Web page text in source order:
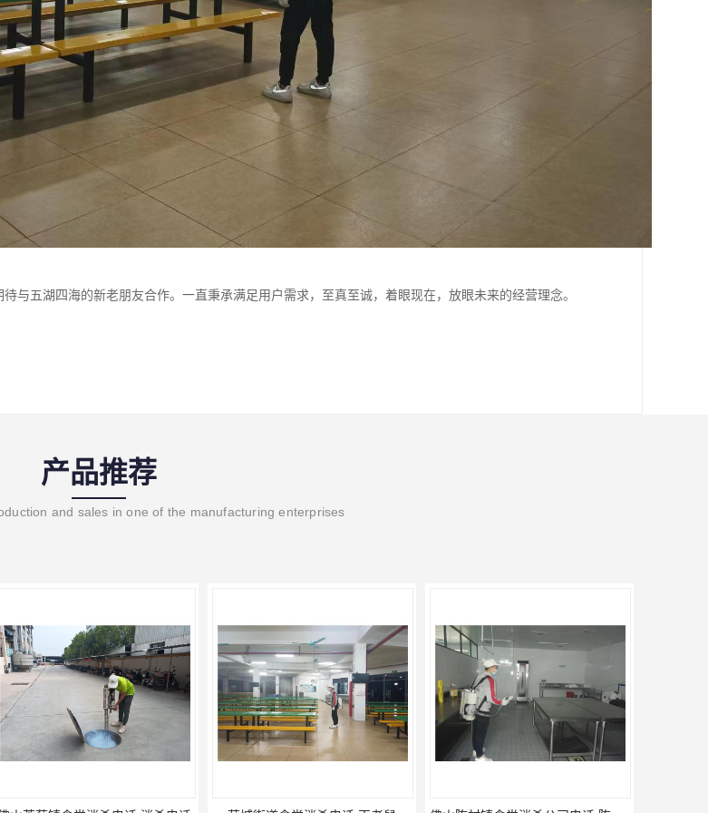
与五湖四海的新老朋友合作。一直秉承满足用户需求，至真至诚，着眼现在，放眼未来的经营理念。
产品推荐
and sales in one of the manufacturing enterprises